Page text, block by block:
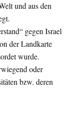
und aus den
gegen Israel
der Landkarte
wurde.
oder
bzw. deren